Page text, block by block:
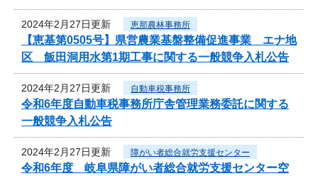
2024年2月27日更新 恵那農林事務所
【恵基第0505号】県営農業基盤整備促進事業 エナ地
区 飯田洞用水第1期工事に関する一般競争入札公告
2024年2月27日更新 自動車税事務所
令和6年度自動車税事務所庁舎管理業務委託に関する
一般競争入札公告
2024年2月27日更新 障がい者総合就労支援センター
令和6年度 岐阜県障がい者総合就労支援センター空